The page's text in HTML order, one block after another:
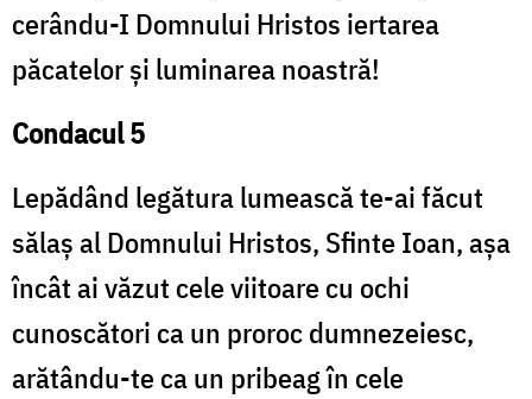
cerându-I Domnului Hristos iertarea
păcatelor și luminarea noastră!
Condacul 5
Lepădând legătura lumească te-ai făcut
sălaș al Domnului Hristos, Sfinte Ioan, așa
încât ai văzut cele viitoare cu ochi
cunoscători ca un proroc dumnezeiesc,
arătându-te ca un pribeag în cele